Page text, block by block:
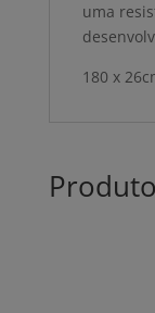
uma
180 x